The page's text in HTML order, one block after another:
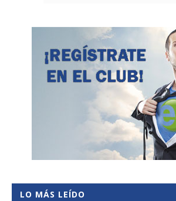
LO MÁS LEÍDO